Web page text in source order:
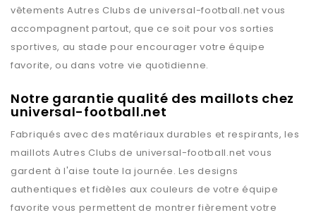
vêtements Autres Clubs deuniversal-football.net vous
accompagnent partout, que ce soit pour vos sorties
sportives, au stade pour encourager votre équipe
favorite, ou dans votre vie quotidienne.
Notre garantie qualité des maillots chez
universal-football.net
Fabriqués avec des matériaux durables et respirants, les
maillotsAutres Clubs de universal-football.net vous
gardent à l'aise toute la journée. Les designs
authentiques et fidèles aux couleurs de votre équipe
favorite vous permettent de montrer fièrement votre